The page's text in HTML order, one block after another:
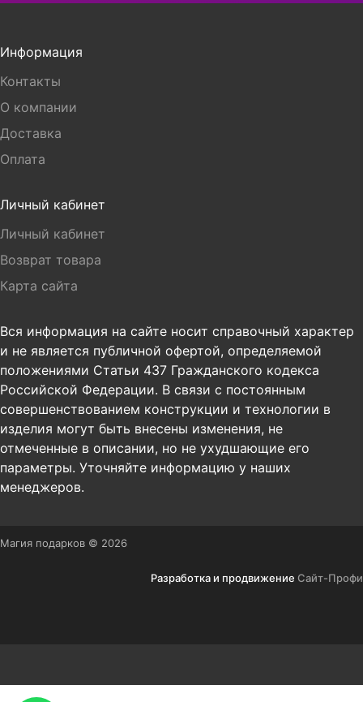
Информация
Контакты
О компании
Доставка
Оплата
Личный кабинет
Личный кабинет
Возврат товара
Карта сайта
Вся информация на сайте носит справочный характер
и не является публичной офертой, определяемой
положениями Статьи 437 Гражданского кодекса
Российской Федерации. В связи с постоянным
совершенствованием конструкции и технологии в
изделия могут быть внесены изменения, не
отмеченные в описании, но не ухудшающие его
параметры. Уточняйте информацию у наших
менеджеров.
Магия подарков © 2026
Разработка и продвижение Сайт-Профи